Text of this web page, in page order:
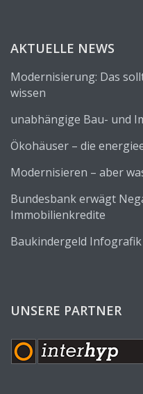
AKTUELLE NEWS
Modernisierung: Das
wissen
unabhängige Bau- und
Ökohäuser – die
Modernisieren – aber
Bundesbank erwägt
Immobilienkredite
Baukindergeld Infografik
UNSERE PARTNER